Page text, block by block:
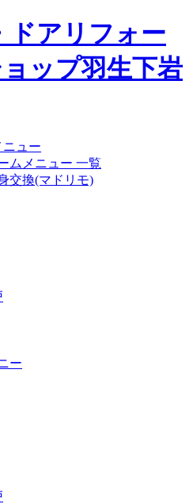
ュー
ムメニュー 一覧
交換(マドリモ)
ー